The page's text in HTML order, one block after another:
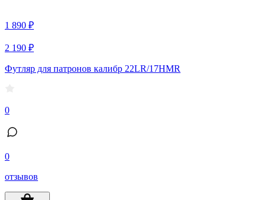
1 890 ₽
2 190 ₽
Футляр для патронов калибр 22LR/17HMR
0
0
отзывов